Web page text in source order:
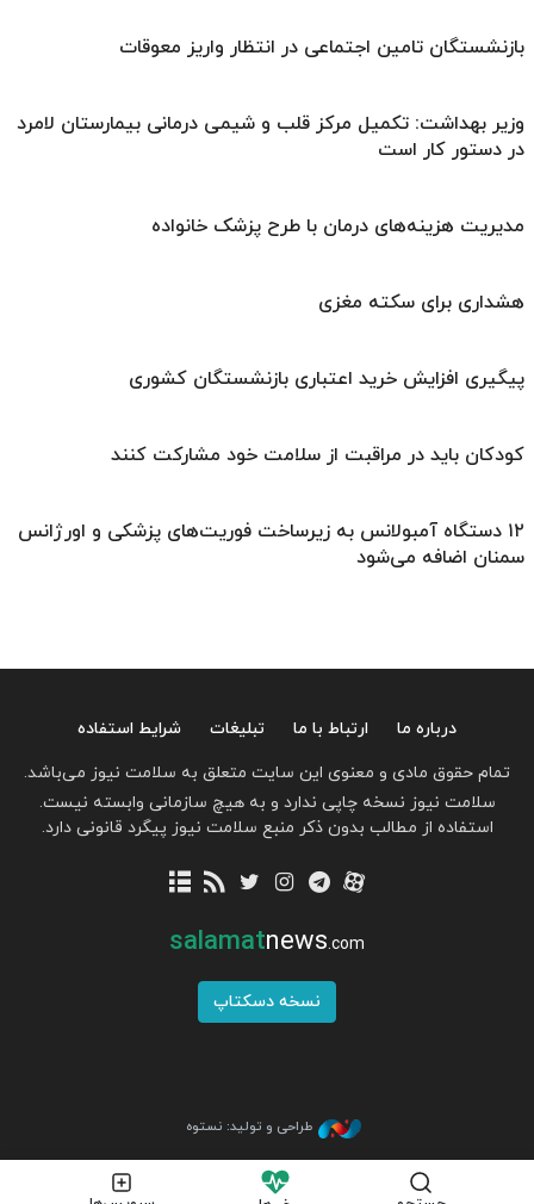
بازنشستگان تامین اجتماعی در انتظار واریز معوقات
وزیر بهداشت: تکمیل مرکز قلب و شیمی درمانی بیمارستان لامرد
در دستور کار است
مدیریت هزینه‌های درمان با طرح پزشک خانواده
هشداری برای سکته مغزی
پیگیری افزایش خرید اعتباری بازنشستگان کشوری
کودکان باید در مراقبت از سلامت خود مشارکت کنند
۱۲ دستگاه آمبولانس به زیرساخت‌ فوریت‌های پزشکی و اورژانس
سمنان اضافه می‌شود
درباره ما ارتباط با ما تبلیغات
شرایط استفاده
تمام حقوق مادی و معنوی این سایت متعلق به سلامت نیوز می‌باشد.
سلامت نیوز نسخه چاپی ندارد و به هیچ سازمانی وابسته نیست.
استفاده از مطالب بدون ذکر منبع سلامت نیوز پیگرد قانونی دارد.
salamatnews.com
نسخه دسکتاپ
طراحی و تولید: نستوه